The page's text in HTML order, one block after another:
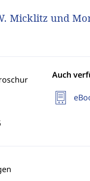
Micklitz und
Auch